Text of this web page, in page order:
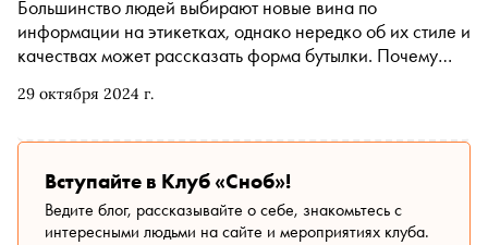
29 октября 2024 г.
Большинство людей выбирают новые вина по
информации на этикетках, однако нередко об их стиле и
качествах может рассказать форма бутылки. Почему
конфигурации, по какой причине рислинг чаще
темном и зачем бутылке «плечики», рассказывает
эксперт Simple, преподаватель школы вина «Энотрия
СПб» Инесса Новичихина
Вступайте в Клуб «Сноб»!
Ведите блог, рассказывайте о себе, знакомьтесь с
интересными людьми на сайте и мероприятиях клуба.